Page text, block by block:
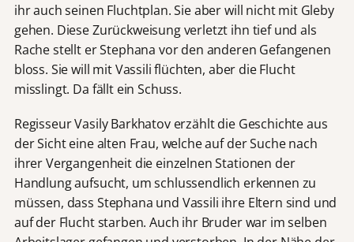
ihr auch seinen Fluchtplan. Sie aber will nicht mit Gleby
gehen. Diese Zurückweisung verletzt ihn tief und als
Rache stellt er Stephana vor den anderen Gefangenen
bloss. Sie will mit Vassili flüchten, aber die Flucht
misslingt. Da fällt ein Schuss.
Regisseur Vasily Barkhatov erzählt die Geschichte aus
der Sicht eine alten Frau, welche auf der Suche nach
ihrer Vergangenheit die einzelnen Stationen der
Handlung aufsucht, um schlussendlich erkennen zu
müssen, dass Stephana und Vassili ihre Eltern sind und
auf der Flucht starben. Auch ihr Bruder war im selben